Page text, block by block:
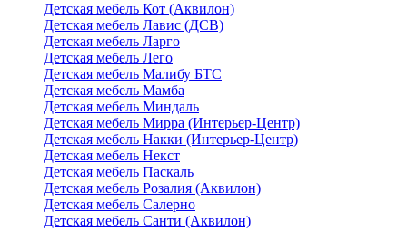
Детская мебель Кот (Аквилон)
Детская мебель Лавис (ДСВ)
Детская мебель Ларго
Детская мебель Лего
Детская мебель Малибу БТС
Детская мебель Мамба
Детская мебель Миндаль
Детская мебель Мирра (Интерьер-Центр)
Детская мебель Накки (Интерьер-Центр)
Детская мебель Некст
Детская мебель Паскаль
Детская мебель Розалия (Аквилон)
Детская мебель Салерно
Детская мебель Санти (Аквилон)